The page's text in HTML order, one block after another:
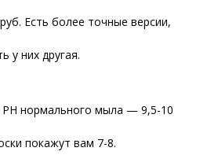
Есть более точные версии,
у них другая.
нормального мыла — 9,5-10
покажут вам 7-8.